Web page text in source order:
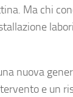
Ma chi
nuova
e un